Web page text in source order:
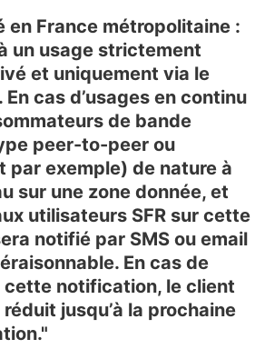
en France métropolitaine :
un usage strictement
et uniquement via le
cas d’usages en continu
de bande
peer-to-peer ou
par exemple) de nature à
sur une zone donnée, et
utilisateurs SFR sur cette
notifié par SMS ou email
En cas de
cette notification, le client
jusqu’à la prochaine